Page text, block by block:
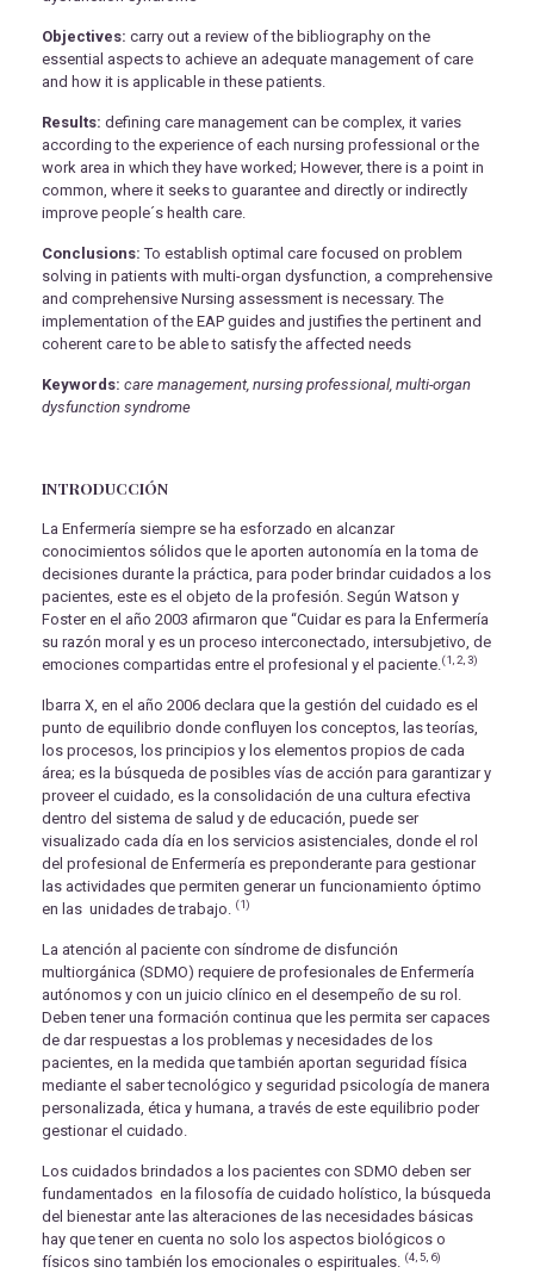
Objectives: carry out a review of the bibliography on the
essential aspects to achieve an adequate management of care
and how it is applicable in these patients.
Results: defining care management can be complex, it varies
according to the experience of each nursing professional or the
work area in which they have worked; However, there is a point in
common, where it seeks to guarantee and directly or indirectly
improve people´s health care.
Conclusions: To establish optimal care focused on problem
solving in patients with multi-organ dysfunction, a comprehensive
and comprehensive Nursing assessment is necessary. The
implementation of the EAP guides and justifies the pertinent and
coherent care to be able to satisfy the affected needs
Keywords: care management, nursing professional, multi-organ
dysfunction syndrome
INTRODUCCIÓN
La Enfermería siempre se ha esforzado en alcanzar
conocimientos sólidos que le aporten autonomía en la toma de
decisiones durante la práctica, para poder brindar cuidados a los
pacientes, este es el objeto de la profesión. Según Watson y
Foster en el año 2003 afirmaron que “Cuidar es para la Enfermería
su razón moral y es un proceso interconectado, intersubjetivo, de
emociones compartidas entre el profesional y el paciente. (1, 2, 3)
Ibarra X, en el año 2006 declara que la gestión del cuidado es el
punto de equilibrio donde confluyen los conceptos, las teorías,
los procesos, los principios y los elementos propios de cada
área; es la búsqueda de posibles vías de acción para garantizar y
proveer el cuidado, es la consolidación de una cultura efectiva
dentro del sistema de salud y de educación, puede ser
visualizado cada día en los servicios asistenciales, donde el rol
del profesional de Enfermería es preponderante para gestionar
las actividades que permiten generar un funcionamiento óptimo
en las unidades de trabajo.
(1)
La atención al paciente con síndrome de disfunción
multiorgánica (SDMO) requiere de profesionales de Enfermería
autónomos y con un juicio clínico en el desempeño de su rol.
Deben tener una formación continua que les permita ser capaces
de dar respuestas a los problemas y necesidades de los
pacientes, en la medida que también aportan seguridad física
mediante el saber tecnológico y seguridad psicología de manera
personalizada, ética y humana, a través de este equilibrio poder
gestionar el cuidado.
Los cuidados brindados a los pacientes con SDMO deben ser
fundamentados en la filosofía de cuidado holístico, la búsqueda
del bienestar ante las alteraciones de las necesidades básicas
hay que tener en cuenta no solo los aspectos biológicos o
físicos sino también los emocionales o espirituales.
(4, 5, 6)